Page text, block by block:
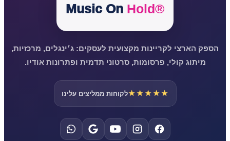
Music On Hold®
הספק הארצי לקריינות מקצועית לעסקים: ג׳ינגלים, מרכזיות,
מיתוג קולי, פרסומות, סרטוני תדמית ופתרונות אודיו.
★★★★★לקוחות ממליצים עלינו